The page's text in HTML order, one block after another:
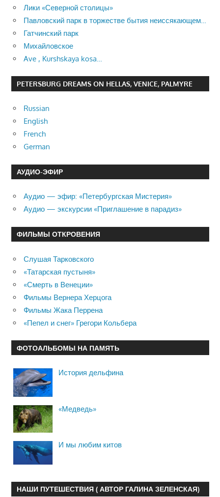
Лики «Северной столицы»
Павловский парк в торжестве бытия неиссякающем…
Гатчинский парк
Михайловское
Ave , Kurshskaya kosa…
PETERSBURG DREAMS ON HELLAS, VENICE, PALMYRE
Russian
English
French
German
АУДИО-ЭФИР
Аудио — эфир: «Петербургская Мистерия»
Аудио — экскурсии «Приглашение в парадиз»
ФИЛЬМЫ ОТКРОВЕНИЯ
Слушая Тарковского
«Татарская пустыня»
«Смерть в Венеции»
Фильмы Вернера Херцога
Фильмы Жака Перрена
«Пепел и снег» Грегори Кольбера
ФОТОАЛЬБОМЫ НА ПАМЯТЬ
История дельфина
«Медведь»
И мы любим китов
НАШИ ПУТЕШЕСТВИЯ ( АВТОР ГАЛИНА ЗЕЛЕНСКАЯ)